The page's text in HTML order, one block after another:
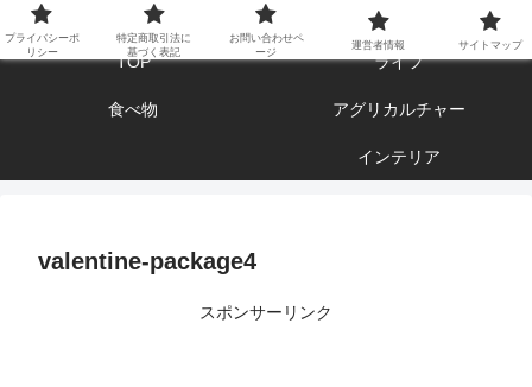
エンジョイ ブログライフ
TOP ライフ
食べ物 アグリカルチャー
インテリア
valentine-package4
スポンサーリンク
プライバシーポ
リシー
特定商取引法に
基づく表記
お問い合わせペ
ージ
運営者情報 サイトマップ